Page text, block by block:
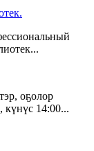
оҕолор
14:00...